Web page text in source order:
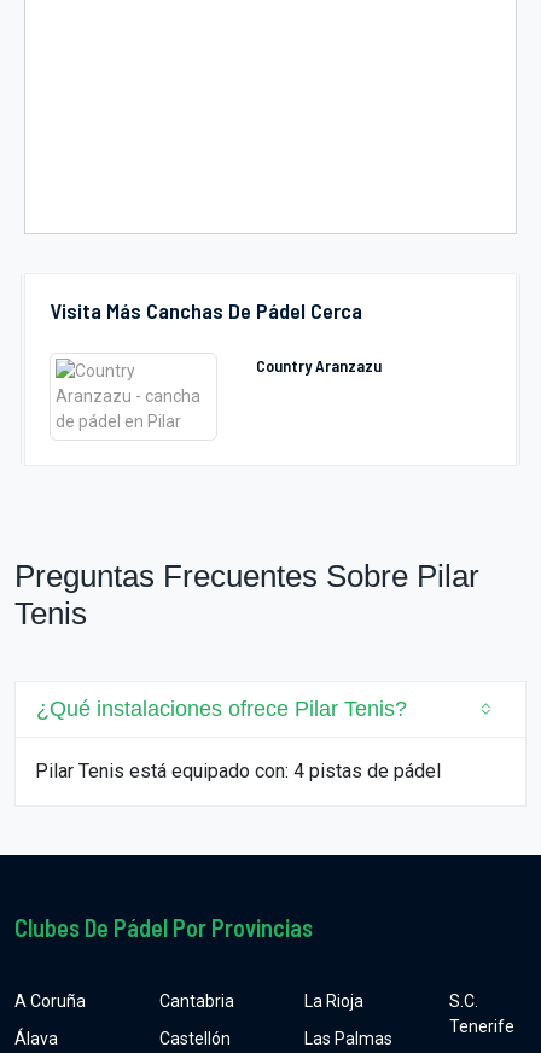
Visita Más Canchas De Pádel Cerca
Country Aranzazu
Preguntas Frecuentes Sobre Pilar
Tenis
¿Qué instalaciones ofrece Pilar Tenis?
Pilar Tenis está equipado con: 4 pistas de pádel
Clubes De Pádel Por Provincias
A Coruña
Álava
Cantabria
Castellón
La Rioja
Las Palmas
S.C.
Tenerife